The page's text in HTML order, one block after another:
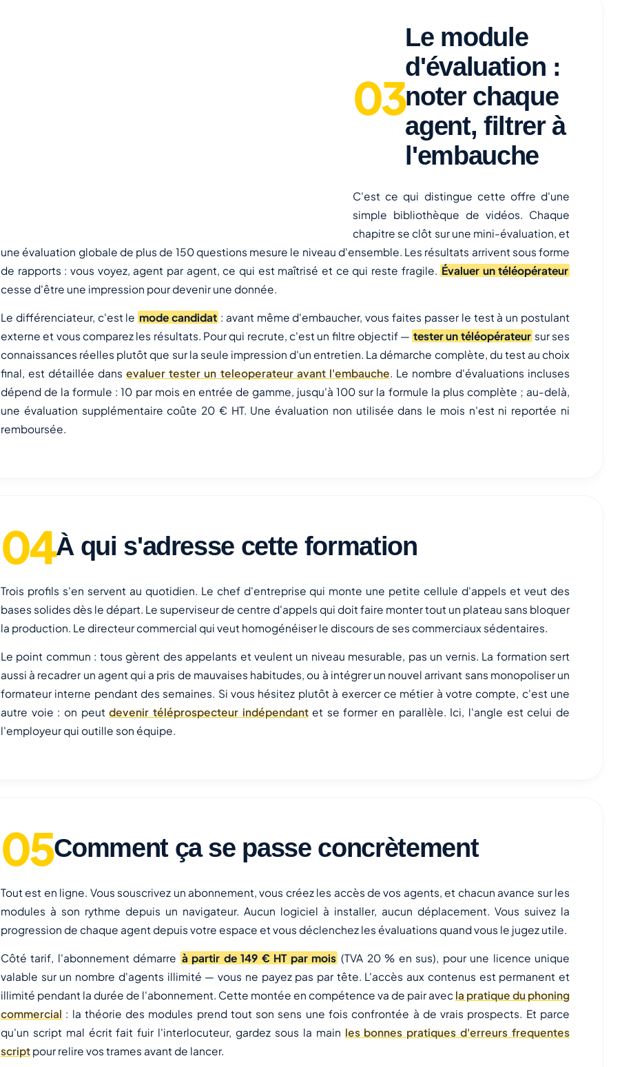
Le module
d'évaluation :
noter chaque
agent, filtrer à
l'embauche
C'est ce qui distingue cette offre d'une
simple bibliothèque de vidéos. Chaque
chapitre se clôt sur une mini-évaluation, et
une évaluation globale de plus de 150 questions mesure le niveau d'ensemble. Les résultats arrivent sous forme
de rapports : vous voyez, agent par agent, ce qui est maîtrisé et ce qui reste fragile. Évaluer un téléopérateur
cesse d'être une impression pour devenir une donnée.
Le différenciateur, c'est le mode candidat : avant même d'embaucher, vous faites passer le test à un postulant
externe et vous comparez les résultats. Pour qui recrute, c'est un filtre objectif — tester un téléopérateur sur ses
connaissances réelles plutôt que sur la seule impression d'un entretien. La démarche complète, du test au choix
final, est détaillée dansevaluer tester un teleoperateur avant l'embauche. Le nombre d'évaluations incluses
dépend de la formule : 10 par mois en entrée de gamme, jusqu'à 100 sur la formule la plus complète ; au-delà,
une évaluation supplémentaire coûte 20 € HT. Une évaluation non utilisée dans le mois n'est ni reportée ni
remboursée.
À qui s'adresse cette formation
Trois profils s'en servent au quotidien. Le chef d'entreprise qui monte une petite cellule d'appels et veut des
bases solides dès le départ. Le superviseur de centre d'appels qui doit faire monter tout un plateau sans bloquer
la production. Le directeur commercial qui veut homogénéiser le discours de ses commerciaux sédentaires.
Le point commun : tous gèrent des appelants et veulent un niveau mesurable, pas un vernis. La formation sert
aussi à recadrer un agent qui a pris de mauvaises habitudes, ou à intégrer un nouvel arrivant sans monopoliser un
formateur interne pendant des semaines. Si vous hésitez plutôt à exercer ce métier à votre compte, c'est une
autre voie : on peutdevenir téléprospecteur indépendantet se former en parallèle. Ici, l'angle est celui de
l'employeur qui outille son équipe.
Comment ça se passe concrètement
Tout est en ligne. Vous souscrivez un abonnement, vous créez les accès de vos agents, et chacun avance sur les
modules à son rythme depuis un navigateur. Aucun logiciel à installer, aucun déplacement. Vous suivez la
progression de chaque agent depuis votre espace et vous déclenchez les évaluations quand vous le jugez utile.
Côté tarif, l'abonnement démarre à partir de 149 € HT par mois (TVA 20 % en sus), pour une licence unique
valable sur un nombre d'agents illimité — vous ne payez pas par tête. L'accès aux contenus est permanent et
illimité pendant la durée de l'abonnement. Cette montée en compétence va de pair avec la pratique du phoning
commercial : la théorie des modules prend tout son sens une fois confrontée à de vrais prospects. Et parce
qu'un script mal écrit fait fuir l'interlocuteur, gardez sous la main les bonnes pratiques d'erreurs frequentes
script pour relire vos trames avant de lancer.